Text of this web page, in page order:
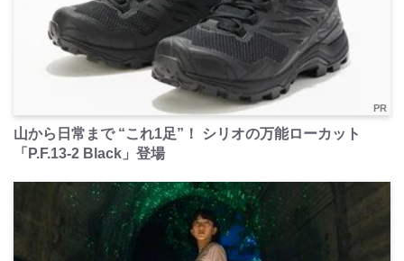
PR
山から日常まで “これ1足”！ シリオの万能ローカット
「P.F.13-2 Black」登場